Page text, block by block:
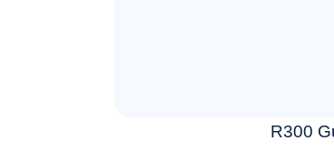
R300